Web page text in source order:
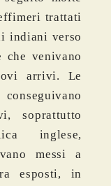
trattati
indiani verso
che venivano
arrivi. Le
soprattutto
inglese,
messi a
esposti, in